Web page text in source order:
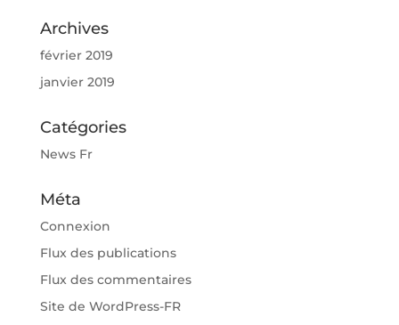
Archives
février 2019
janvier 2019
Catégories
News Fr
Méta
Connexion
Flux des publications
Flux des commentaires
Site de WordPress-FR